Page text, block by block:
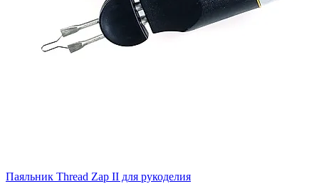
Паяльник Thread Zap II для рукоделия